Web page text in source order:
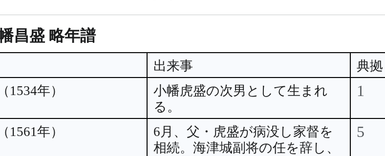
昌盛 略年譜
出来事
典拠
1534年）
小幡虎盛の次男として生まれ
る。
1
1561年）
6月、父・虎盛が病没し家督を
相続。海津城副将の任を辞し、
5